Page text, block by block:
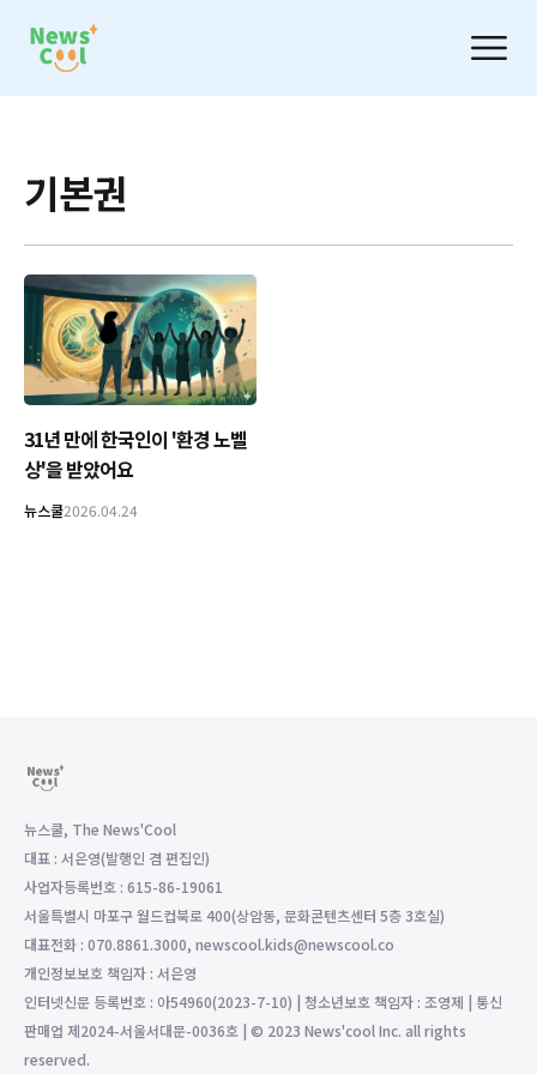
기본권
31년 만에 한국인이 '환경 노벨
상'을 받았어요
뉴스쿨2026.04.24
뉴스쿨, The News'Cool
대표 : 서은영(발행인 겸 편집인)
사업자등록번호 : 615-86-19061
서울특별시 마포구 월드컵북로 400(상암동, 문화콘텐츠센터 5층 3호실)
대표전화 : 070.8861.3000, newscool.kids@newscool.co
개인정보보호 책임자 : 서은영
인터넷신문 등록번호 : 아54960(2023-7-10) | 청소년보호 책임자 : 조영제 | 통신
판매업 제2024-서울서대문-0036호 | © 2023 News'cool Inc. all rights
reserved.